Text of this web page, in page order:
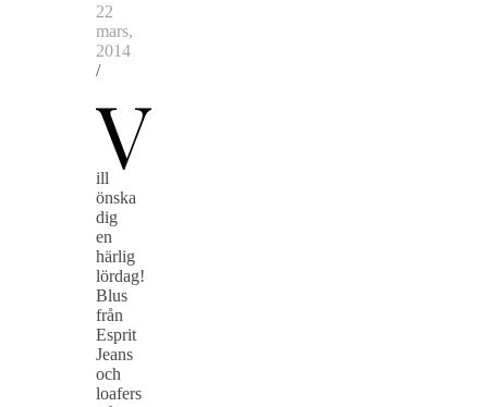
22
mars,
2014
/
V
ill
önska
dig
en
härlig
lördag!
Blus
från
Esprit
Jeans
och
loafers